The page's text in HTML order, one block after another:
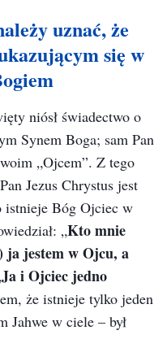
uznać, że
się w
niósł świadectwo o
Synem Boga; sam Pan
„Ojcem”. Z tego
Jezus Chrystus jest
istnieje Bóg Ojciec w
„Kto mnie
jestem w Ojcu, a
Ja i Ojciec jedno
że istnieje tylko jeden
Jahwe w ciele – był